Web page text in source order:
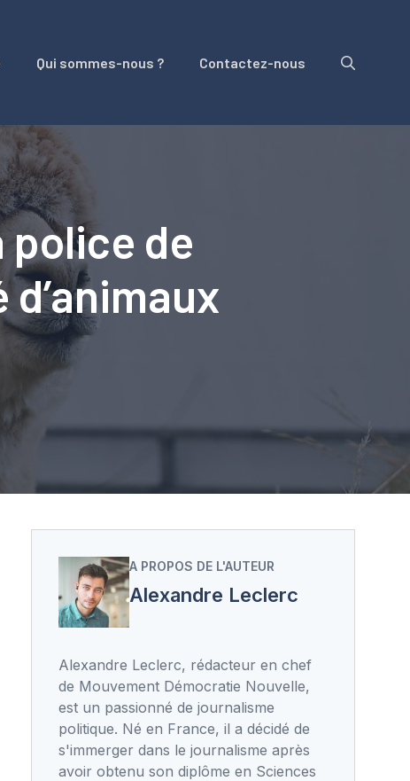
Qui sommes-nous ? Contactez-nous
police de
A PROPOS DE L'AUTEUR
Alexandre Leclerc
Alexandre Leclerc, rédacteur en chef
de Mouvement Démocratie Nouvelle,
est un passionné de journalisme
politique. Né en France, il a décidé de
s'immerger dans le journalisme après
avoir obtenu son diplôme en Sciences